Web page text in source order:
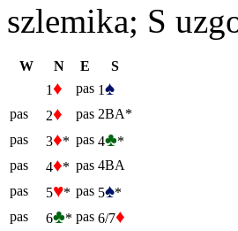
szlemika; S
W N E
S
1♦ pas 1♠
pas 2♦ pas 2BA*
pas
3♦* pas 4♣*
pas
4♦* pas 4BA
pas
5♥* pas 5♠*
pas
6♣* pas 6/7♦